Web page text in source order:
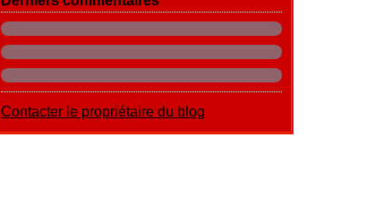
Contacter le propriétaire du blog